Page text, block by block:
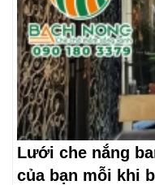
Lưới che nắng
của bạn mỗi khi